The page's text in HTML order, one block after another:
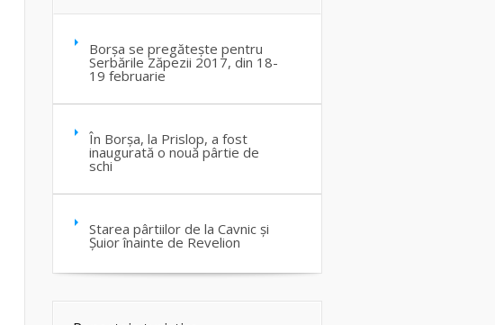
Borșa se pregătește pentru
Serbările Zăpezii 2017, din 18-
19 februarie
În Borșa, la Prislop, a fost
inaugurată o nouă pârtie de
schi
Starea pârtiilor de la Cavnic și
Șuior înainte de Revelion